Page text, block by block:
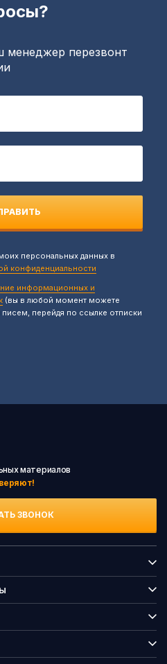
менеджер перезвонт
персональных данных в
конфиденциальности
информационных и
(вы в любой момент можете
писем, перейдя по ссылке отписки
материалов
ЗВОНОК